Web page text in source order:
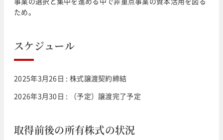
ため。
スケジュール
2025年3月26日 : 株式譲渡契約締結
2026年3月30日 : （予定）譲渡完了予定
取得前後の所有株式の状況